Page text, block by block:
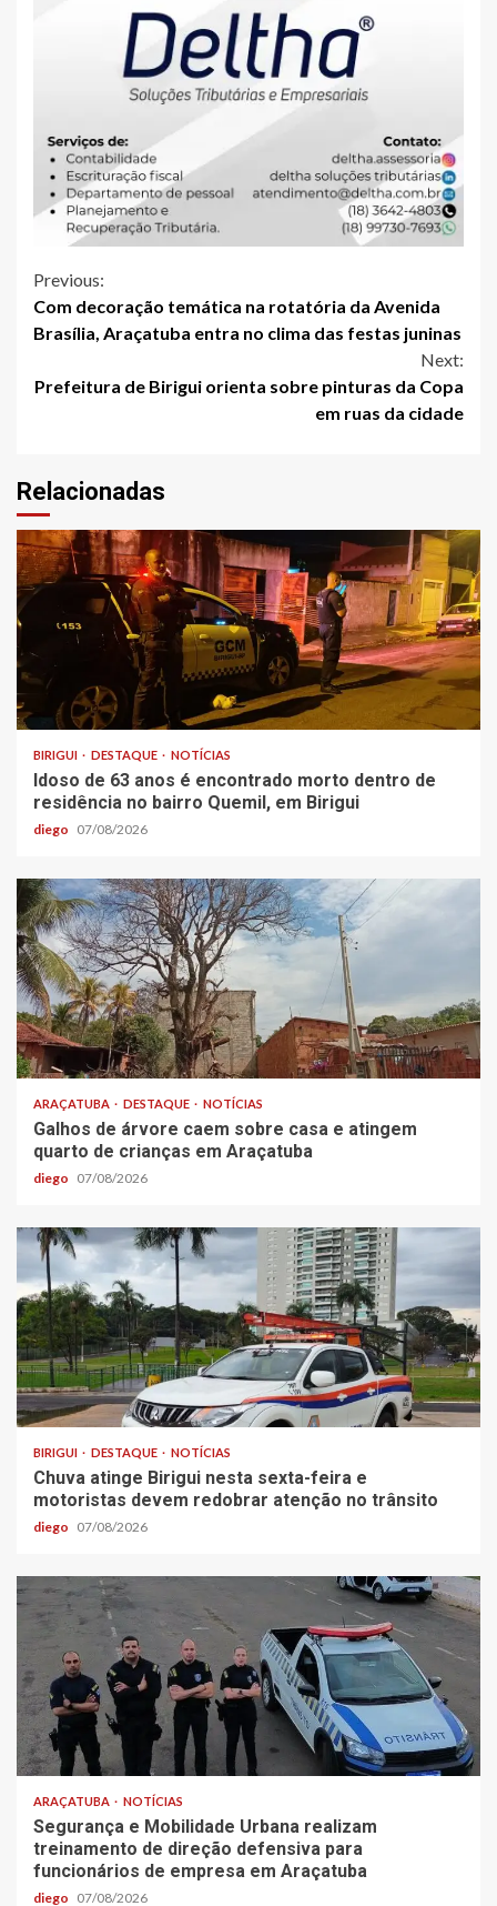
Continue
Reading
Previous:
Com decoração temática na rotatória da Avenida
Brasília, Araçatuba entra no clima das festas juninas
Next:
Prefeitura de Birigui orienta sobre pinturas da Copa
em ruas da cidade
Relacionadas
BIRIGUI DESTAQUE NOTÍCIAS
Idoso de 63 anos é encontrado morto dentro de
residência no bairro Quemil, em Birigui
diego 07/08/2026
ARAÇATUBA DESTAQUE NOTÍCIAS
Galhos de árvore caem sobre casa e atingem
quarto de crianças em Araçatuba
diego 07/08/2026
BIRIGUI DESTAQUE NOTÍCIAS
Chuva atinge Birigui nesta sexta-feira e
motoristas devem redobrar atenção no trânsito
diego 07/08/2026
ARAÇATUBA NOTÍCIAS
Segurança e Mobilidade Urbana realizam
treinamento de direção defensiva para
funcionários de empresa em Araçatuba
diego 07/08/2026